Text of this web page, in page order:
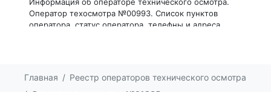
Оператор техосмотра №00993. Список пунктов
оператора, статус оператора, телефны и адреса.
Оператор техосмотра №00991. Список пунктов
оператора, статус оператора, телефны и адреса.
Главная
Реестр операторов технического осмотра